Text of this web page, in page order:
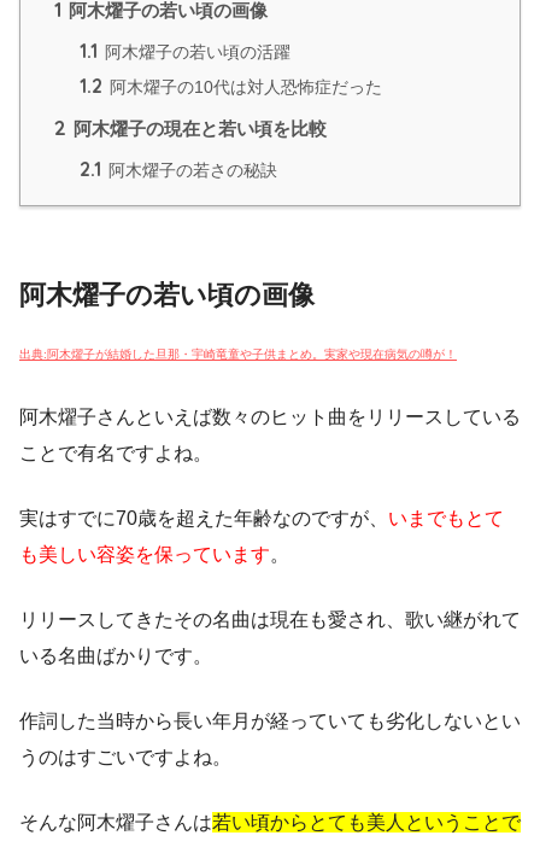
1 阿木燿子の若い頃の画像
1.1 阿木燿子の若い頃の活躍
1.2 阿木燿子の10代は対人恐怖症だった
2 阿木燿子の現在と若い頃を比較
2.1 阿木燿子の若さの秘訣
阿木燿子の若い頃の画像
出典:阿木燿子が結婚した旦那・宇崎竜童や子供まとめ。実家や現在病気の噂が！
阿木燿子さんといえば数々のヒット曲をリリースしている
ことで有名ですよね。
実はすでに70歳を超えた年齢なのですが、 いまでもとて
も美しい容姿を保っています。
リリースしてきたその名曲は現在も愛され、歌い継がれて
いる名曲ばかりです。
作詞した当時から長い年月が経っていても劣化しないとい
うのはすごいですよね。
そんな阿木燿子さんは若い頃からとても美人ということで